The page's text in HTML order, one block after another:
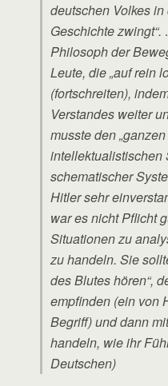
deutschen Volkes
Geschichte
Philosoph der
Leute, die „auf rein
(fortschreiten),
Verstandes weiter
musste den
intellektualistischen
schematischer
Hitler sehr
war es nicht Pflicht
Situationen zu
zu handeln. Sie
des Blutes hören“,
empfinden (ein von
Begriff) und dann
handeln, wie ihr
Deutschen)